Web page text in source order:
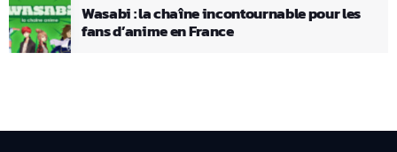
Wasabi : la chaîne incontournable pour les
fans d’anime en France